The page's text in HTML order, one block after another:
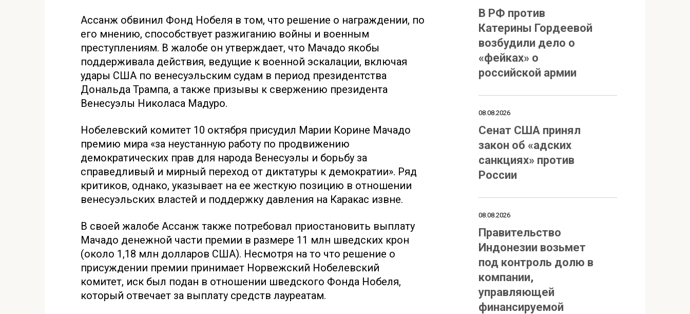
Ассанж обвинил Фонд Нобеля в том, что решение о награждении, по
его мнению, способствует разжиганию войны и военным
преступлениям. В жалобе он утверждает, что Мачадо якобы
поддерживала действия, ведущие к военной эскалации, включая
удары США по венесуэльским судам в период президентства
Дональда Трампа, а также призывы к свержению президента
Венесуэлы Николаса Мадуро.
Нобелевский комитет 10 октября присудил Марии Корине Мачадо
премию мира «за неустанную работу по продвижению
демократических прав для народа Венесуэлы и борьбу за
справедливый и мирный переход от диктатуры к демократии». Ряд
критиков, однако, указывает на ее жесткую позицию в отношении
венесуэльских властей и поддержку давления на Каракас извне.
В своей жалобе Ассанж также потребовал приостановить выплату
Мачадо денежной части премии в размере 11 млн шведских крон
(около 1,18 млн долларов США). Несмотря на то что решение о
присуждении премии принимает Норвежский Нобелевский
комитет, иск был подан в отношении шведского Фонда Нобеля,
который отвечает за выплату средств лауреатам.
В РФ против
Катерины Гордеевой
возбудили дело о
«фейках» о
российской армии
08.08.2026
Сенат США принял
закон об «адских
санкциях» против
России
08.08.2026
Правительство
Индонезии возьмет
под контроль долю в
компании,
управляющей
финансируемой